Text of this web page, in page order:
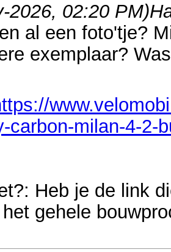
2026, 02:20 PM)
al een foto'tje?
exemplaar?
carbon-milan-4-2-
Heb je de link
gehele